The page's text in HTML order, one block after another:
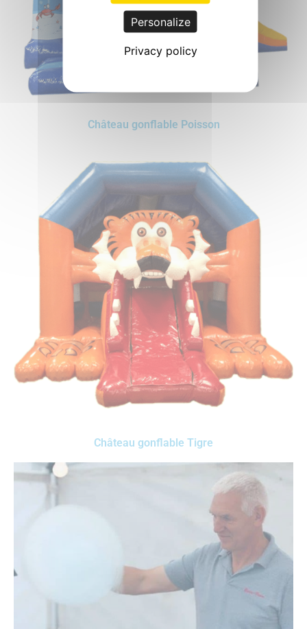
Château gonflable Poisson
Château gonflable Tigre
Personalize
Privacy policy